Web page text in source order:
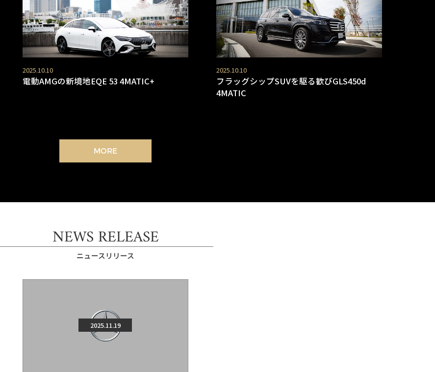
2025.10.10
電動AMGの新境地EQE 53 4MATIC+
2025.10.10
フラッグシップSUVを駆る歓びGLS450d
4MATIC
MORE
NEWS RELEASE
ニュースリリース
2025.11.19